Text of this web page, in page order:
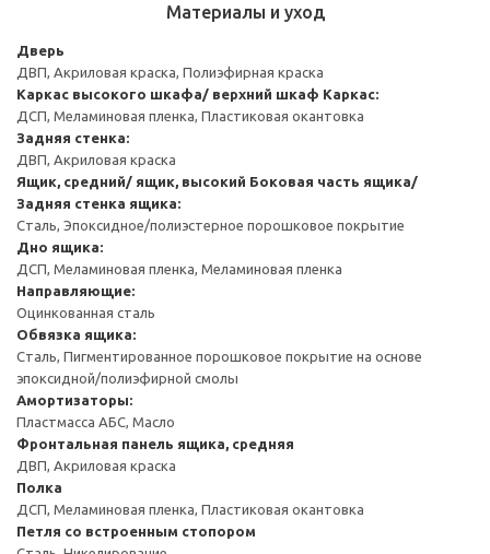
Материалы и уход
Дверь
ДВП, Акриловая краска, Полиэфирная краска
Каркас высокого шкафа/ верхний шкаф Каркас:
ДСП, Меламиновая пленка, Пластиковая окантовка
Задняя стенка:
ДВП, Акриловая краска
Ящик, средний/ ящик, высокий Боковая часть ящика/
Задняя стенка ящика:
Сталь, Эпоксидное/полиэстерное порошковое покрытие
Дно ящика:
ДСП, Меламиновая пленка, Меламиновая пленка
Направляющие:
Оцинкованная сталь
Обвязка ящика:
Сталь, Пигментированное порошковое покрытие на основе
эпоксидной/полиэфирной смолы
Амортизаторы:
Пластмасса АБС, Масло
Фронтальная панель ящика, средняя
ДВП, Акриловая краска
Полка
ДСП, Меламиновая пленка, Пластиковая окантовка
Петля со встроенным стопором